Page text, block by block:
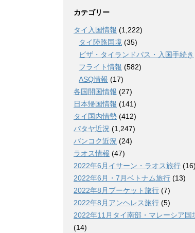
カテゴリー
タイ入国情報 (1,222)
タイ陸路国境 (35)
ビザ・タイランドパス・入国手続き
フライト情報 (582)
ASQ情報 (17)
各国開国情報 (27)
日本帰国情報 (141)
タイ国内情勢 (412)
パタヤ近況 (1,247)
バンコク近況 (24)
ラオス情報 (47)
2022年6月イサーン・ラオス旅行 (16)
2022年6月・7月ベトナム旅行 (13)
2022年8月プーケット旅行 (7)
2022年8月アンヘレス旅行 (5)
2022年11月タイ南部・マレーシア国
(14)